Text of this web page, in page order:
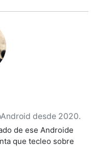
desde 2020.
de ese Androide
que tecleo sobre